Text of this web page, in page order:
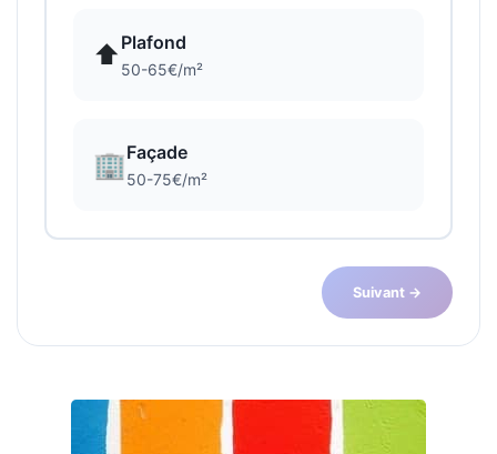
⬆️ Plafond
50-65€/m²
🏢Façade
50-75€/m²
Suivant →